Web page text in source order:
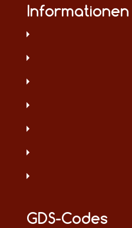
Informationen
GDS-Codes